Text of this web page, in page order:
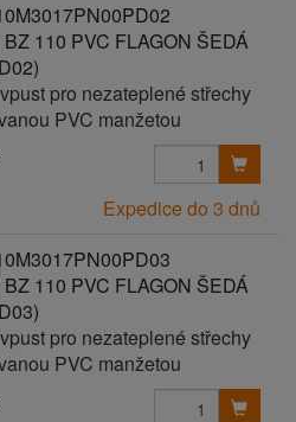
110 PVC FLAGON ŠEDÁ
pro nezateplené střechy
PVC manžetou
Expedice do 3 dnů
110 PVC FLAGON ŠEDÁ
pro nezateplené střechy
PVC manžetou